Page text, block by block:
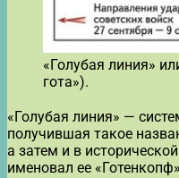
«Голубая линия»
гота»).
«Голубая линия» —
получившая такое
а затем и в
именовал ее